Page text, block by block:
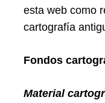
esta web como
cartografía
Fondos
Material